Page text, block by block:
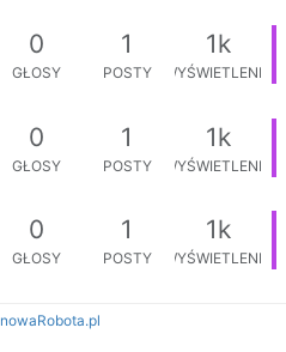
0
GŁOSY
1
POSTY
1k
WYŚWIETLENIA
0
GŁOSY
1
POSTY
1k
WYŚWIETLENIA
0
GŁOSY
1
POSTY
1k
WYŚWIETLENIA
nowaRobota.pl